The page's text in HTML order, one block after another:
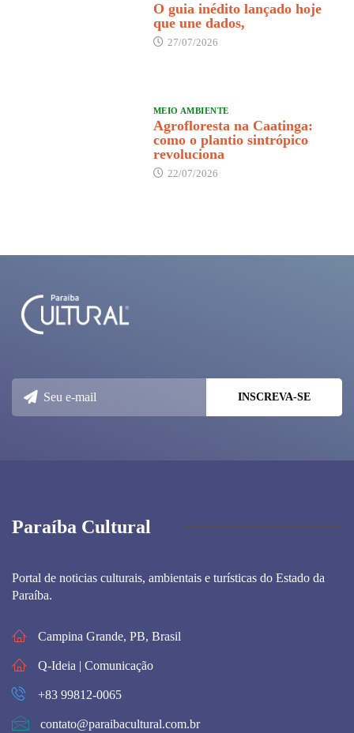
O guia inédito lançado hoje
que une dados,
27/07/2026
MEIO AMBIENTE
Agrofloresta na Caatinga:
como o plantio sintrópico
revoluciona
22/07/2026
Paraíba Cultural
Portal de noticias culturais, ambientais e turísticas do Estado da
Paraíba.
Campina Grande, PB, Brasil
Q-Ideia | Comunicação
+83 99812-0065
contato@paraibacultural.com.br